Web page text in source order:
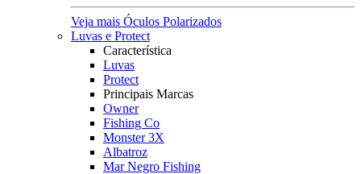
Veja mais Óculos Polarizados
Luvas e Protect
Característica
Luvas
Protect
Principais Marcas
Owner
Fishing Co
Monster 3X
Albatroz
Mar Negro Fishing